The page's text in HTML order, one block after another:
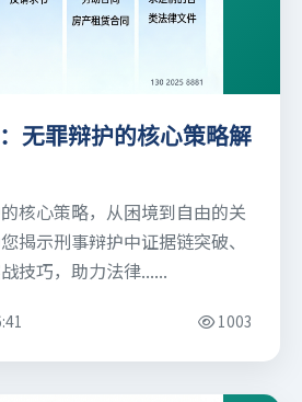
无罪辩护的核心策略解
核心策略，从困境到自由的关
揭示刑事辩护中证据链突破、
技巧，助力法律......
1003